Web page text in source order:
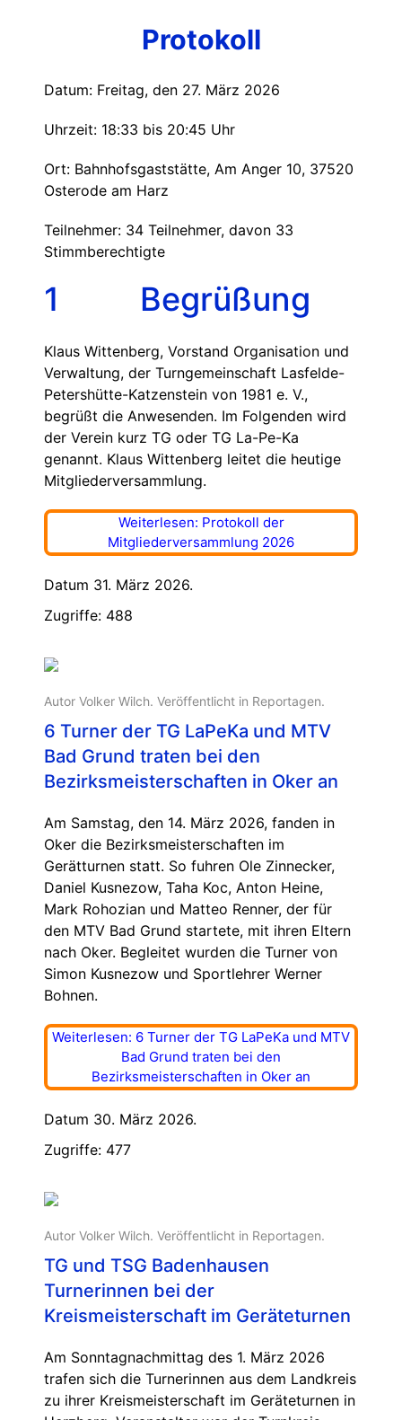
Protokoll
Datum: Freitag, den 27. März 2026
Uhrzeit: 18:33 bis 20:45 Uhr
Ort: Bahnhofsgaststätte, Am Anger 10, 37520
Osterode am Harz
Teilnehmer: 34 Teilnehmer, davon 33
Stimmberechtigte
1 Begrüßung
Klaus Wittenberg, Vorstand Organisation und
Verwaltung, der Turngemeinschaft Lasfelde-
Petershütte-Katzenstein von 1981 e. V.,
begrüßt die Anwesenden. Im Folgenden wird
der Verein kurz TG oder TG La-Pe-Ka
genannt. Klaus Wittenberg leitet die heutige
Mitgliederversammlung.
Weiterlesen: Protokoll der
Mitgliederversammlung 2026
Datum 31. März 2026.
Zugriffe: 488
Autor Volker Wilch. Veröffentlicht in Reportagen.
6 Turner der TG LaPeKa und MTV
Bad Grund traten bei den
Bezirksmeisterschaften in Oker an
Am Samstag, den 14. März 2026, fanden in
Oker die Bezirksmeisterschaften im
Gerätturnen statt. So fuhren Ole Zinnecker,
Daniel Kusnezow, Taha Koc, Anton Heine,
Mark Rohozian und Matteo Renner, der für
den MTV Bad Grund startete, mit ihren Eltern
nach Oker. Begleitet wurden die Turner von
Simon Kusnezow und Sportlehrer Werner
Bohnen.
Weiterlesen: 6 Turner der TG LaPeKa und MTV
Bad Grund traten bei den
Bezirksmeisterschaften in Oker an
Datum 30. März 2026.
Zugriffe: 477
Autor Volker Wilch. Veröffentlicht in Reportagen.
TG und TSG Badenhausen
Turnerinnen bei der
Kreismeisterschaft im Geräteturnen
Am Sonntagnachmittag des 1. März 2026
trafen sich die Turnerinnen aus dem Landkreis
zu ihrer Kreismeisterschaft im Geräteturnen in